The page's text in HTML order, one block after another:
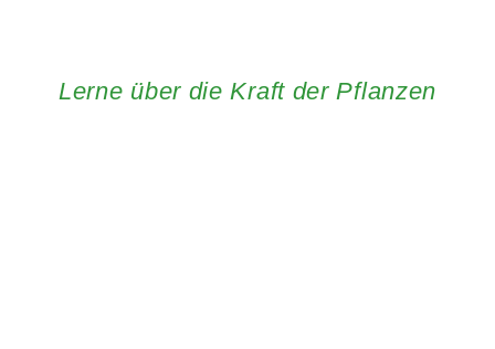
Lerne über die Kraft der Pflanzen